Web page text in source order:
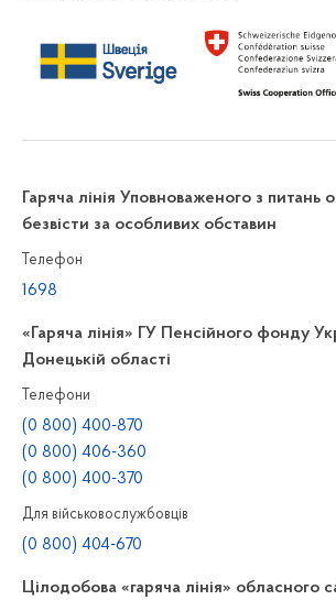
Гаряча лінія Уповноваженого з питань
безвісти за особливих обставин
Телефон
1698
«Гаряча лінія» ГУ Пенсійного фонду
Донецькій області
Телефони
(0 800) 400-870
(0 800) 406-360
(0 800) 400-370
Для військовослужбовців
(0 800) 404-670
Цілодобова «гаряча лінія» обласного